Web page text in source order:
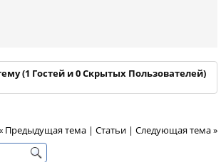
(1 Гостей и 0 Скрытых Пользователей)
Предыдущая тема | Статьи | Следующая тема »